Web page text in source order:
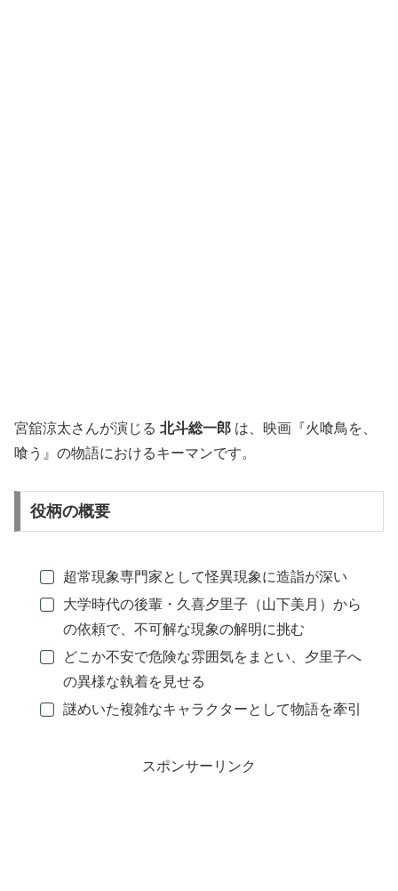
宮舘涼太さんが演じる 北斗総一郎 は、映画『火喰鳥を、
喰う』の物語におけるキーマンです。
役柄の概要
超常現象専門家として怪異現象に造詣が深い
大学時代の後輩・久喜夕里子（山下美月）から
の依頼で、不可解な現象の解明に挑む
どこか不安で危険な雰囲気をまとい、夕里子へ
の異様な執着を見せる
謎めいた複雑なキャラクターとして物語を牽引
スポンサーリンク